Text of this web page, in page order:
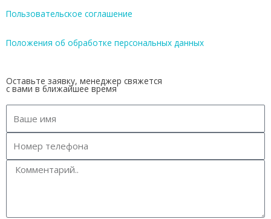
Пользовательское соглашение
Положения об обработке персональных данных
Оставьте заявку, менеджер свяжется
с вами в ближайшее время